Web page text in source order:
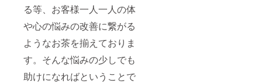
る等、お客様一人一人の体
や心の悩みの改善に繋がる
ようなお茶を揃えておりま
す。そんな悩みの少しでも
助けになればということで